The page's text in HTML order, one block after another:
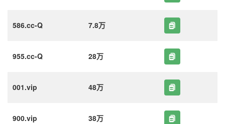
586.cc-Q 7.8万
955.cc-Q 28万
001.vip 48万
900.vip 38万